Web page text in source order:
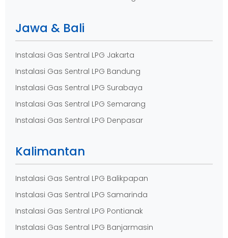
Jawa & Bali
Instalasi Gas Sentral LPG Jakarta
Instalasi Gas Sentral LPG Bandung
Instalasi Gas Sentral LPG Surabaya
Instalasi Gas Sentral LPG Semarang
Instalasi Gas Sentral LPG Denpasar
Kalimantan
Instalasi Gas Sentral LPG Balikpapan
Instalasi Gas Sentral LPG Samarinda
Instalasi Gas Sentral LPG Pontianak
Instalasi Gas Sentral LPG Banjarmasin